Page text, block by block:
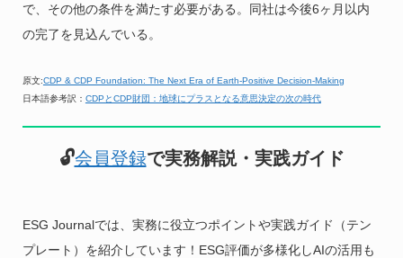
で、その他の条件を満たす必要がある。同社は今後6ヶ月以内
の完了を見込んでいる。
原文:CDP & CDP Foundation: The Next Era of Earth-Positive Decision-Making
日本語参考訳： CDPとCDP財団：地球にプラスとなる意思決定の次の時代
🔓会員登録で実務解説・実践ガイド
ESG Journalでは、実務に役立つポイントや実践ガイド（テン
プレート）を紹介しています！ESG評価が多様化しAIの活用も